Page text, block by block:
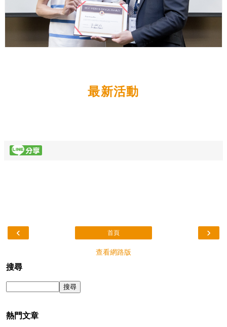
最新活動
‹ ›
首頁
查看網路版
搜尋
熱門文章